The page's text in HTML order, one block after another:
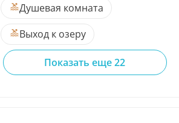
Душевая комната
Выход к озеру
Показать еще 22